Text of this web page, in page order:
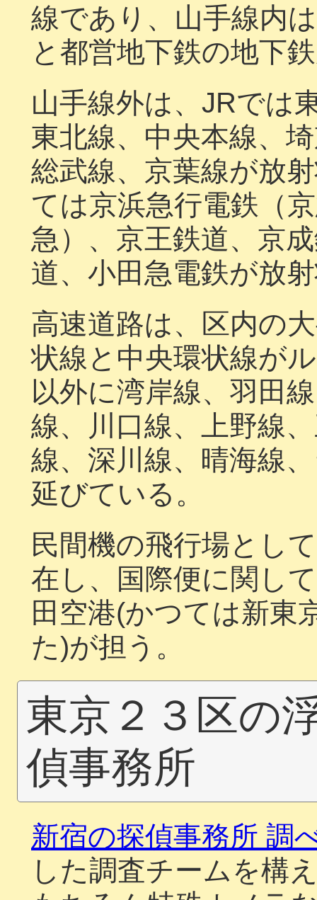
線であり、山手線内
と都営地下鉄の地下
山手線外は、JRでは
東北線、中央本線、
総武線、京葉線が放
ては京浜急行電鉄（
急）、京王鉄道、京
道、小田急電鉄が放
高速道路は、区内の
状線と中央環状線が
以外に湾岸線、羽田
線、川口線、上野線
線、深川線、晴海線
延びている。
民間機の飛行場とし
在し、国際便に関し
田空港(かつては新東
た)が担う。
東京２３区の
偵事務所
新宿の探偵事務所 調
した調査チームを構